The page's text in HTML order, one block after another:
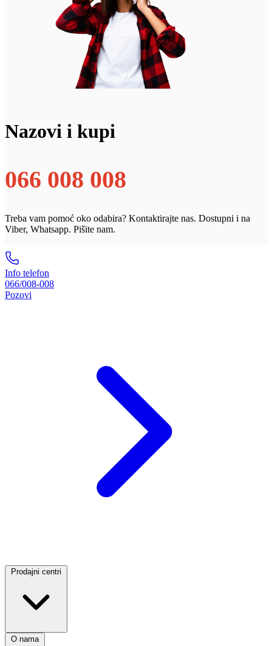
Nazovi i kupi
066 008 008
Treba vam pomoć oko odabira? Kontaktirajte nas. Dostupni i na
Viber, Whatsapp. Pišite nam.
Info telefon
066/008-008
Pozovi
Prodajni centri
O nama